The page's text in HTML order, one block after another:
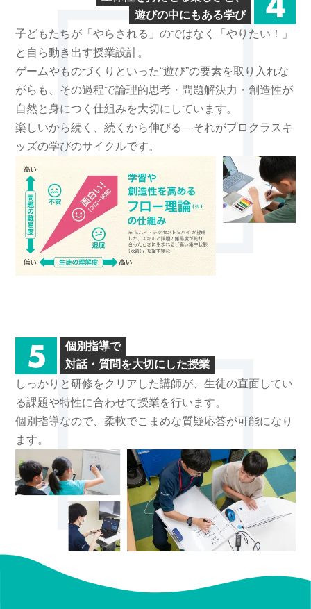
遊びの中にもある学び
子どもたちが「やらされる」のではなく「やりたい！」
と自ら動き出す授業設計。
ゲームやものづくりといった“遊び”の要素を取り入れな
がらも、その過程で論理的思考・問題解決力・創造性が
自然と身につく仕組みを大切にしています。
楽しいから続く、続くから伸びる—それがプロクラスキ
ッズの学びのサイクルです。
個別指導で
対話・質問を大切にした授業
しっかりと研修をクリアした講師が、生徒の直面してい
る課題や特性に合わせて授業を行います。
個別指導なので、柔軟でこまめな質疑応答が可能になり
ます。